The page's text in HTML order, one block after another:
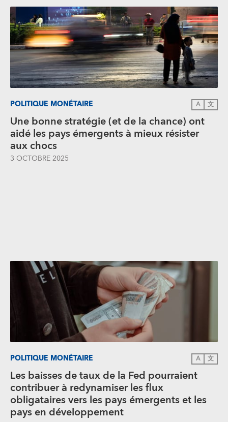
POLITIQUE MONÉTAIRE A 文
Une bonne stratégie (et de la chance) ont
aidé les pays émergents à mieux résister
aux chocs
3 OCTOBRE 2025
POLITIQUE MONÉTAIRE A 文
Les baisses de taux de la Fed pourraient
contribuer à redynamiser les flux
obligataires vers les pays émergents et les
pays en développement